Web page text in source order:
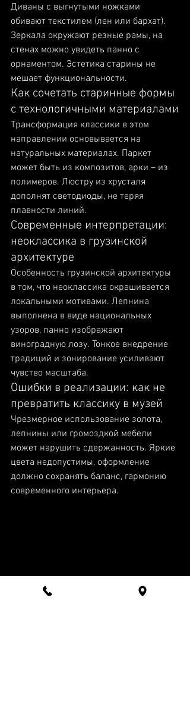
Диваны с выгнутыми ножками
обивают текстилем (лен или бархат).
Зеркала окружают резные рамы, на
стенах можно увидеть панно с
орнаментом. Эстетика старины не
мешает функциональности.
Как сочетать старинные формы
с технологичными материалами
Трансформация классики в этом
направлении основывается на
натуральных материалах. Паркет
может быть из композитов, арки – из
полимеров. Люстру из хрусталя
дополнят светодиоды, не теряя
плавности линий.
Современные интерпретации:
неоклассика в грузинской
архитектуре
Особенность грузинской архитектуры
в том, что неоклассика окрашивается
локальными мотивами. Лепнина
выполнена в виде национальных
узоров, панно изображают
виноградную лозу. Тонкое внедрение
традиций и зонирование усиливают
чувство масштаба.
Ошибки в реализации: как не
превратить классику в музей
Чрезмерное использование золота,
лепнины или громоздкой мебели
может нарушить сдержанность. Яркие
цвета недопустимы, оформление
должно сохранять баланс, гармонию
современного интерьера.